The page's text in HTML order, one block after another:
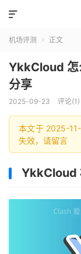

机场评测  正文
YkkCloud 怎
分享
2025-09-23 评论(1)
本文于 2025-
失效，请留言
YkkCloud